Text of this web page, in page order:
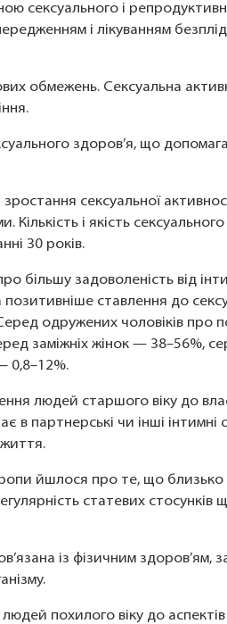
сексуального і
і лікуванням
обмежень. Сексуальна
здоров’я, що
сексуальної
і якість
30 років.
більшу задоволеність від
ставлення до
одружених чоловіків про
заміжніх жінок — 38–56%,
0,8–12%.
людей старшого віку до
в партнерські чи інші інтимні
життя.
йшлося про те, що
статевих
із фізичним
похилого віку до